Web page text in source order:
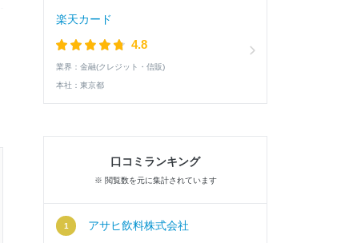
27卒 / 理系 / 女性
楽天カード
4.8
業界： 金融(クレジット・信販)
本社： 東京都
口コミランキング
※ 閲覧数を元に集計されています
アサヒ飲料株式会社